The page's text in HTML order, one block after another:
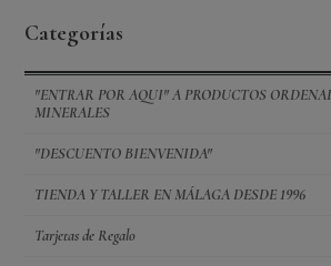
Categorías
"ENTRAR POR AQUI" A PRODUCTOS
MINERALES
"DESCUENTO BIENVENIDA"
TIENDA Y TALLER EN MÁLAGA DESDE 1996
Tarjetas de Regalo